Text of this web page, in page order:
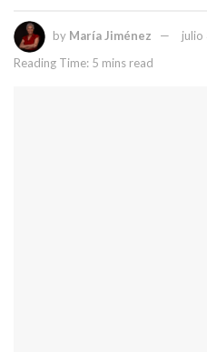
by María Jiménez
julio
Reading Time: 5 mins read